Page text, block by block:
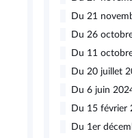
Du 21
Du 26
Du 11
Du 20 juillet
Du 6 juin
Du 15 février
Du 1er